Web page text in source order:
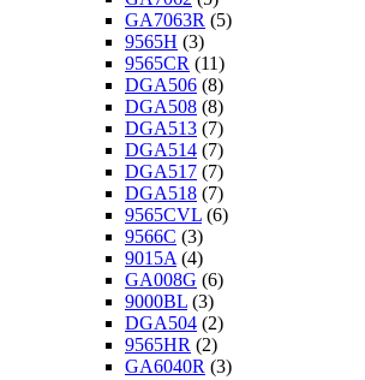
GA7063R (5)
9565H (3)
9565CR (11)
DGA506 (8)
DGA508 (8)
DGA513 (7)
DGA514 (7)
DGA517 (7)
DGA518 (7)
9565CVL (6)
9566C (3)
9015A (4)
GA008G (6)
9000BL (3)
DGA504 (2)
9565HR (2)
GA6040R (3)